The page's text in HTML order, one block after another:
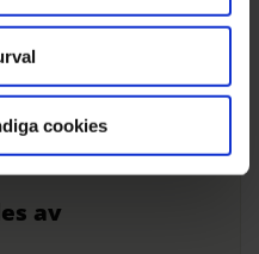
cookies
och fortsätter:
har förstärkts.
av